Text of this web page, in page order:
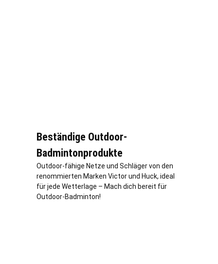
Beständige Outdoor-
Badmintonprodukte
Outdoor-fähige Netze und Schläger von den
renommierten Marken Victor und Huck, ideal
für jede Wetterlage – Mach dich bereit für
Outdoor-Badminton!